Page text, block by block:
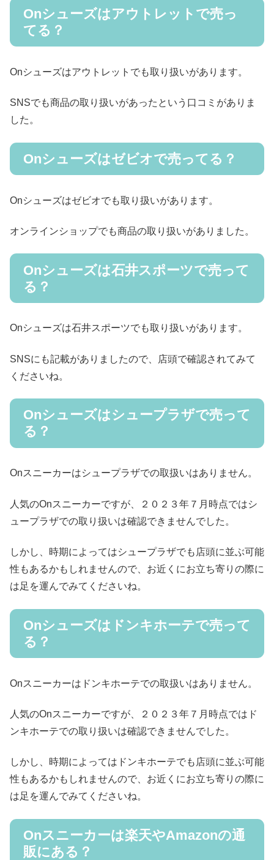
Onシューズはアウトレットで売っ
てる？
Onシューズはアウトレットでも取り扱いがあります。
SNSでも商品の取り扱いがあったという口コミがありま
した。
Onシューズはゼビオで売ってる？
Onシューズはゼビオでも取り扱いがあります。
オンラインショップでも商品の取り扱いがありました。
Onシューズは石井スポーツで売って
る？
Onシューズは石井スポーツでも取り扱いがあります。
SNSにも記載がありましたので、店頭で確認されてみて
くださいね。
Onシューズはシュープラザで売って
る？
Onスニーカーはシュープラザでの取扱いはありません。
人気のOnスニーカーですが、２０２３年７月時点ではシ
ュープラザでの取り扱いは確認できませんでした。
しかし、時期によってはシュープラザでも店頭に並ぶ可能
性もあるかもしれませんので、お近くにお立ち寄りの際に
は足を運んでみてくださいね。
Onシューズはドンキホーテで売って
る？
Onスニーカーはドンキホーテでの取扱いはありません。
人気のOnスニーカーですが、２０２３年７月時点ではド
ンキホーテでの取り扱いは確認できませんでした。
しかし、時期によってはドンキホーテでも店頭に並ぶ可能
性もあるかもしれませんので、お近くにお立ち寄りの際に
は足を運んでみてくださいね。
Onスニーカーは楽天やAmazonの通
販にある？